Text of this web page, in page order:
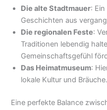
Die alte Stadtmauer:
Geschichten aus
Die regionalen Feste:
Traditionen lebendig
Gemeinschaftsgefühl
Das Heimatmuseum:
lokale Kultur und Bräuche.
Eine perfekte Balance